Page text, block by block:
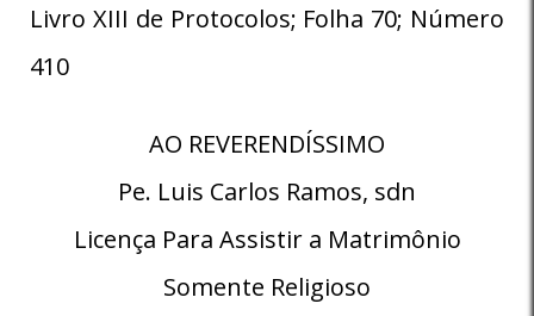
Livro XIII de Protocolos; Folha 70; Número
410
AO REVERENDÍSSIMO
Pe. Luis Carlos Ramos, sdn
Licença Para Assistir a Matrimônio
Somente Religioso